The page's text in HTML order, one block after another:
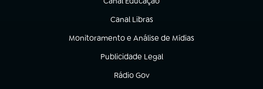
(abre em nova aba)
Canal Libras
(abre em nova aba)
Monitoramento e Análise de Mídias
(abre em nova aba)
Publicidade Legal
(abre em nova aba)
Rádio Gov
(abre em nova aba)